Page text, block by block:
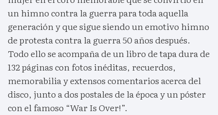
un himno contra la guerra para toda aquella
generación y que sigue siendo un emotivo himno
de protesta contra la guerra 50 años después.
Todo ello se acompaña de un libro de tapa dura de
132 páginas con fotos inéditas, recuerdos,
memorabilia y extensos comentarios acerca del
disco, junto a dos postales de la época y un póster
con el famoso “War Is Over!”.